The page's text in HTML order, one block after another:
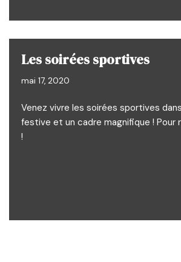
Les soirées sportives
mai 17, 2020
Venez vivre les soirées sportives
festive et un cadre magnifique ! Pour
!